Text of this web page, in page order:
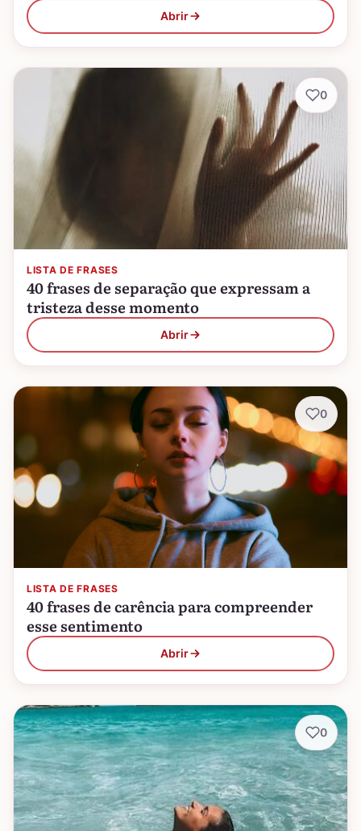
Abrir
LISTA DE FRASES
40 frases de separação que expressam a
tristeza desse momento
Abrir
0
LISTA DE FRASES
40 frases de carência para compreender
esse sentimento
Abrir
0
0